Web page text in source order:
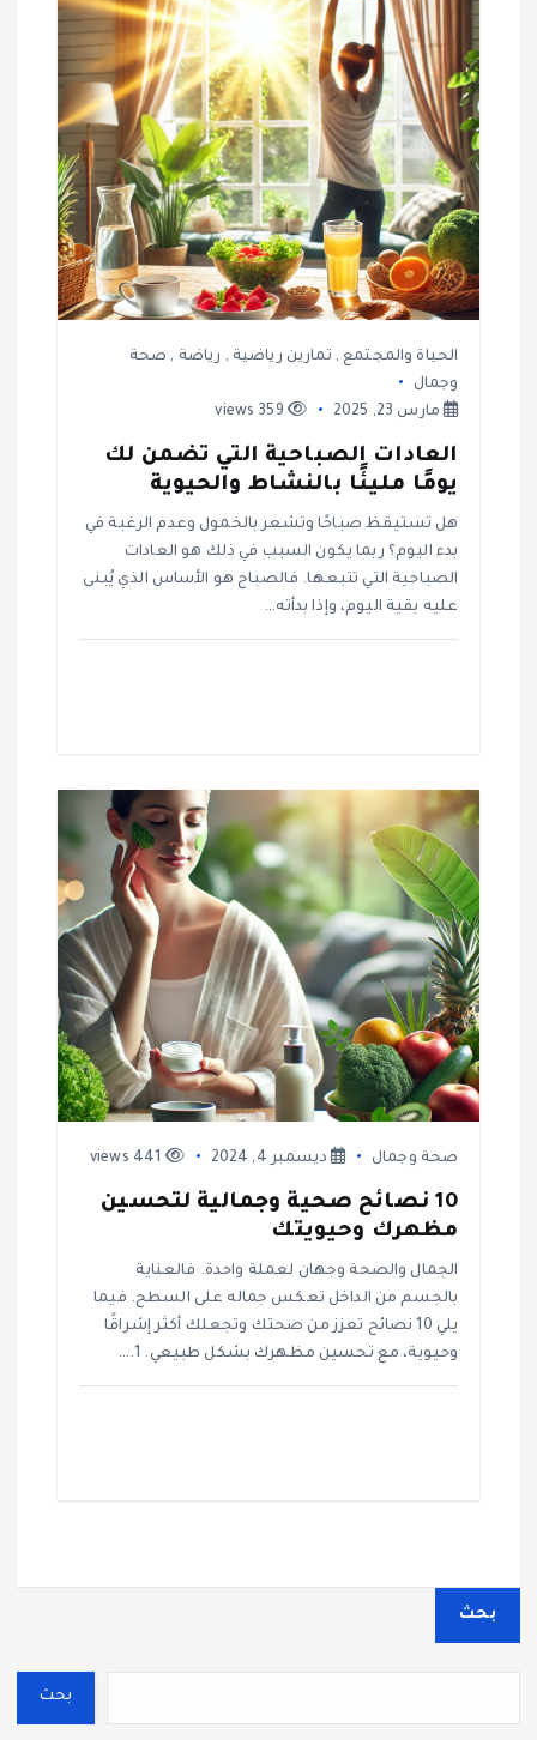
ق
ا
ا
ت
الحياة والمجتمع , تمارين رياضية , رياضة , صحة
وجمال
مارس 23, 2025
العادات الصباحية التي تضمن لك
يومًا مليئًا بالنشاط والحيوية
هل تستيقظ صباحًا وتشعر بالخمول وعدم الرغبة في
بدء اليوم؟ ربما يكون السبب في ذلك هو العادات
الصباحية التي تتبعها. فالصباح هو الأساس الذي يُبنى
عليه بقية اليوم، وإذا بدأته…
صحة وجمال ديسمبر 4, 2024
10 نصائح صحية وجمالية لتحسين
مظهرك وحيويتك
الجمال والصحة وجهان لعملة واحدة. فالعناية
بالجسم من الداخل تعكس جماله على السطح. فيما
يلي 10 نصائح تعزز من صحتك وتجعلك أكثر إشراقًا
وحيوية، مع تحسين مظهرك بشكل طبيعي. 1.…
بحث
بحث